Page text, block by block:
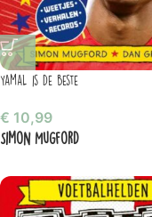
Yamal is de beste
€ 10,99
Simon Mugford